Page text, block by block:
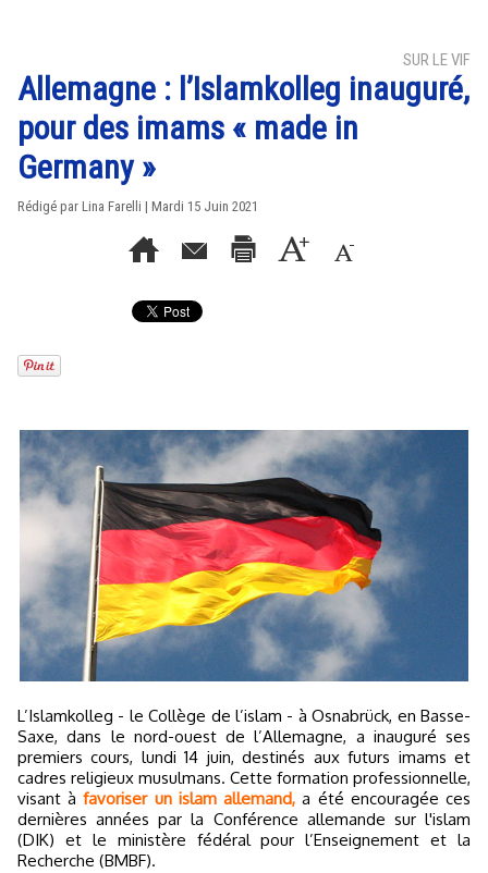
SUR LE VIF
Allemagne : l’Islamkolleg inauguré,
pour des imams « made in
Germany »
Rédigé par Lina Farelli | Mardi 15 Juin 2021
L’Islamkolleg - le Collège de l’islam - à Osnabrück, en Basse-
Saxe, dans le nord-ouest de l’Allemagne, a inauguré ses
premiers cours, lundi 14 juin, destinés aux futurs imams et
cadres religieux musulmans. Cette formation professionnelle,
visant àfavoriser un islam allemand, a été encouragée ces
dernières années par la Conférence allemande sur l'islam
(DIK) et le ministère fédéral pour l’Enseignement et la
Recherche (BMBF).